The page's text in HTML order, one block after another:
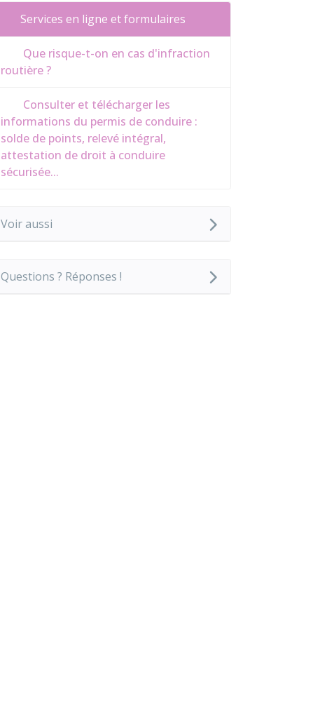
Services en ligne et formulaires
Que risque-t-on en cas d'infraction
routière ?
Consulter et télécharger les
informations du permis de conduire :
solde de points, relevé intégral,
attestation de droit à conduire
sécurisée...
Voir aussi
Questions ? Réponses !